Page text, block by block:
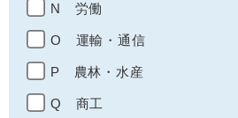
N 労働
O 運輸・通信
P 農林・水産
Q 商工